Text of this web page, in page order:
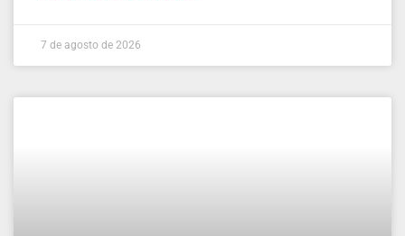
7 de agosto de 2026